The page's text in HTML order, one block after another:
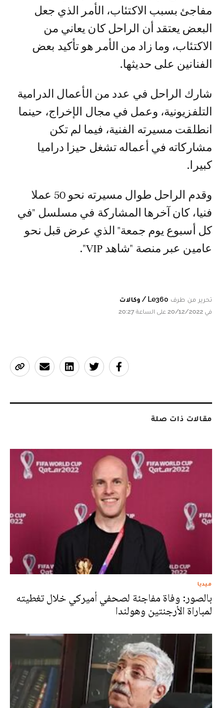
مفاجئ بسبب الاكتئاب، الأمر الذي جعل
البعض يعتقد أن الراحل كان يعاني من
الاكتئاب، وما زاد من الأمر هو تأكيد بعض
الفنانين على حديثها.
شارك الراحل في عدد من الأعمال الدرامية
التلفزيونية، وعمل في مجال الإخراج، حينما
انطلقت مسيرته الفنية، فيما لم تكن
مشاركاته في أعماله تشغل حيزا دراميا
كبيرا.
وقدم الراحل طوال مسيرته نحو 50 عملا
فنيا، كان آخرها المشاركة في مسلسل "في
كل أسبوع يوم جمعة" الذي عرض قبل نحو
عامين عبر منصة "شاهد VIP".
تحرير من طرف Le360 / وكالات
في 20/12/2022 على الساعة 20:27
مقالات ذات صلة
ميديا
بالصور: وفاة مفاجئة لصحفي أميركي خلال تغطيته
لمباراة الأرجنتين وهولندا